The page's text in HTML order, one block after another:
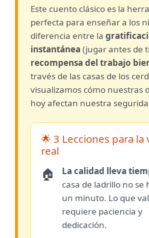
Este cuento clásico es la
perfecta para enseñar a los
diferencia entre la
instantánea (jugar antes de
recompensa del trabajo
través de las casas de los
visualizamos cómo nuestras
hoy afectan nuestra
🌟 3 Lecciones para la
real
🏠 La calidad lleva
casa de ladrillo no se
un minuto. Lo que
requiere paciencia y
dedicación.